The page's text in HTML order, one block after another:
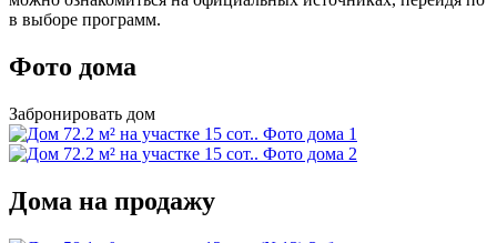
в выборе программ.
Фото дома
Забронировать дом
Дома на продажу